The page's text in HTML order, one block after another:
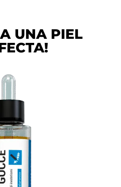
UNA PIEL